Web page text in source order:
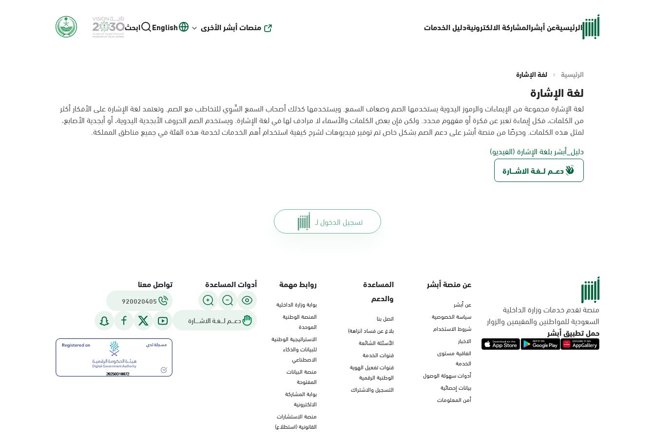
الرئيسيةعن أبشرالمشاركة الالكترونيةدليل الخدمات منصات أبشر الأخرى English ابحث
الرئيسية لغة الإشارة
لغة الإشارة
لغة الإشارة مجموعة من الإيماءات والرموز اليدوية يستخدمها الصم وضعاف السمع. ويستخدمها كذلك أصحاب السمع السَّوِي للتخاطب مع الصم. وتعتمد لغة الإشارة على الأفكار أكثر
من الكلمات، فكل إيماءة تعبر عن فكرة أو مفهوم محدد. ولكن فإن بعض الكلمات والأسماء لا مرادف لها في لغة الإشارة. ويستخدم الصم الحروف الأبجدية اليدوية، أو أبجدية الأصابع،
لمثل هذه الكلمات. وحرصًا من منصة أبشر على دعم الصم بشكل خاص تم توفير فيديوهات لشرح كيفية استخدام أهم الخدمات لخدمة هذه الفئة في جميع مناطق المملكة.
دليل_أبشر بلغة الإشارة (الفيديو)
دعـــم لـــغـة الاشــــارة
تسجيل الدخول لـ
منصة تقدم خدمات وزارة الداخلية
السعودية للمواطنين والمقيمين والزوار
حمل تطبيق أبشر
عن منصة أبشر
عن أبشر
سياسة الخصوصية
شروط الاستخدام
الاخبار
اتفاقية مستوى
الخدمة
أدوات سهولة الوصول
بيانات إحصائية
أمن المعلومات
المساعدة
والدعم
اتصل بنا
بلاغ عن فساد (نزاهة)
الأسئلة الشائعة
قنوات الخدمة
قنوات تفعيل الهوية
الوطنية الرقمية
التسجيل والاشتراك
روابط مهمة
بوابة وزارة الداخلية
المنصة الوطنية
الموحدة
الاستراتيجية الوطنية
للبيانات والذكاء
الاصطناعي
منصة البيانات
المفتوحة
بوابة المشاركة
الالكترونية
منصة الاستشارات
القانونية (استطلاع)
أدوات المساعدة
دعـــم لـــغـة الاشــــارة
تواصل معنا
920020405